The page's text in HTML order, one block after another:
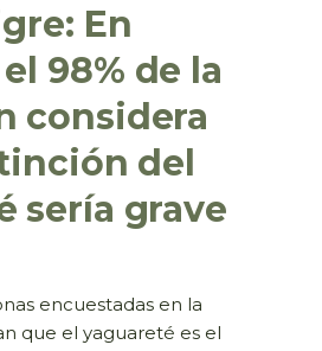
En
98% de la
considera
del
sería grave
encuestadas en la
que el yaguareté es el